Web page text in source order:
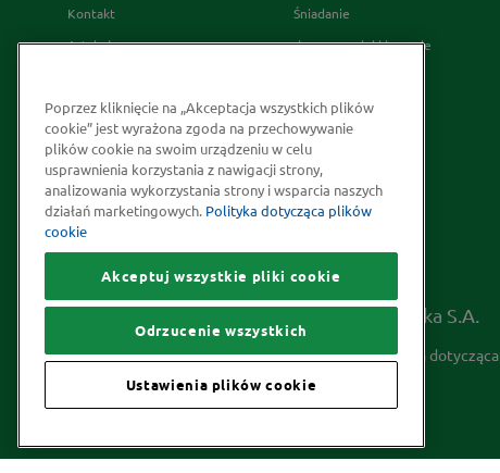
Kontakt
Artykuły
Skąd bierzemy nasze przyprawy
Strategia Podatkowa
Społeczna odpowiedzialność
Kakao odpowiedzialnie
pozyskiwane
Śniadanie
desery wypieki i napoje
Prawa autorskie © 2026 McCormick Polska S.A.
Informacje na temat ochrony prywatności Polityka
Poprzez kliknięcie na „Akceptacja wszystkich plików
cookie” jest wyrażona zgoda na przechowywanie
plików cookie na swoim urządzeniu w celu
usprawnienia korzystania z nawigacji strony,
analizowania wykorzystania strony i wsparcia naszych
działań marketingowych. Polityka dotycząca plików
cookie
Akceptuj wszystkie pliki cookie
Odrzucenie wszystkich
Ustawienia plików cookie